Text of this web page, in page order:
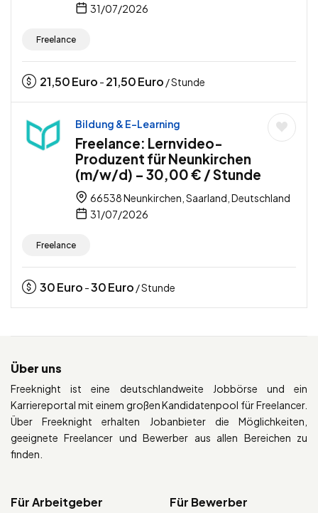
31/07/2026
Freelance
21,50Euro - 21,50Euro / Stunde
Bildung & E-Learning
Freelance: Lernvideo-
Produzent für Neunkirchen
(m/w/d) – 30,00 € / Stunde
66538 Neunkirchen, Saarland, Deutschland
31/07/2026
Freelance
30Euro -30Euro / Stunde
Über uns
Freeknight ist eine deutschlandweite Jobbörse und ein
Karriereportal mit einem großen Kandidatenpool für Freelancer.
Über Freeknight erhalten Jobanbieter die Möglichkeiten,
geeignete Freelancer und Bewerber aus allen Bereichen zu
finden.
Für Arbeitgeber Für Bewerber